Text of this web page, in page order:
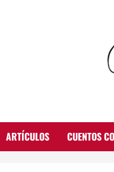
ARTÍCULOS CUENTOS